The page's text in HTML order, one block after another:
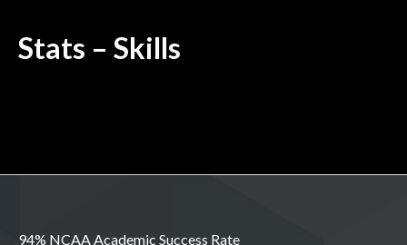
Stats – Skills
94% NCAA Academic Success Rate